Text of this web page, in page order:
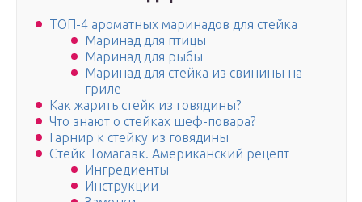
ТОП-4 ароматных маринадов для стейка
Маринад для птицы
Маринад для рыбы
Маринад для стейка из свинины на
гриле
Как жарить стейк из говядины?
Что знают о стейках шеф-повара?
Гарнир к стейку из говядины
Стейк Томагавк. Американский рецепт
Ингредиенты
Инструкции